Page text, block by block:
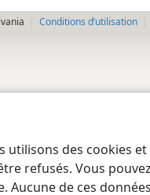
des cookies
refusés. Vous
de ces
Conditions d’utilisation